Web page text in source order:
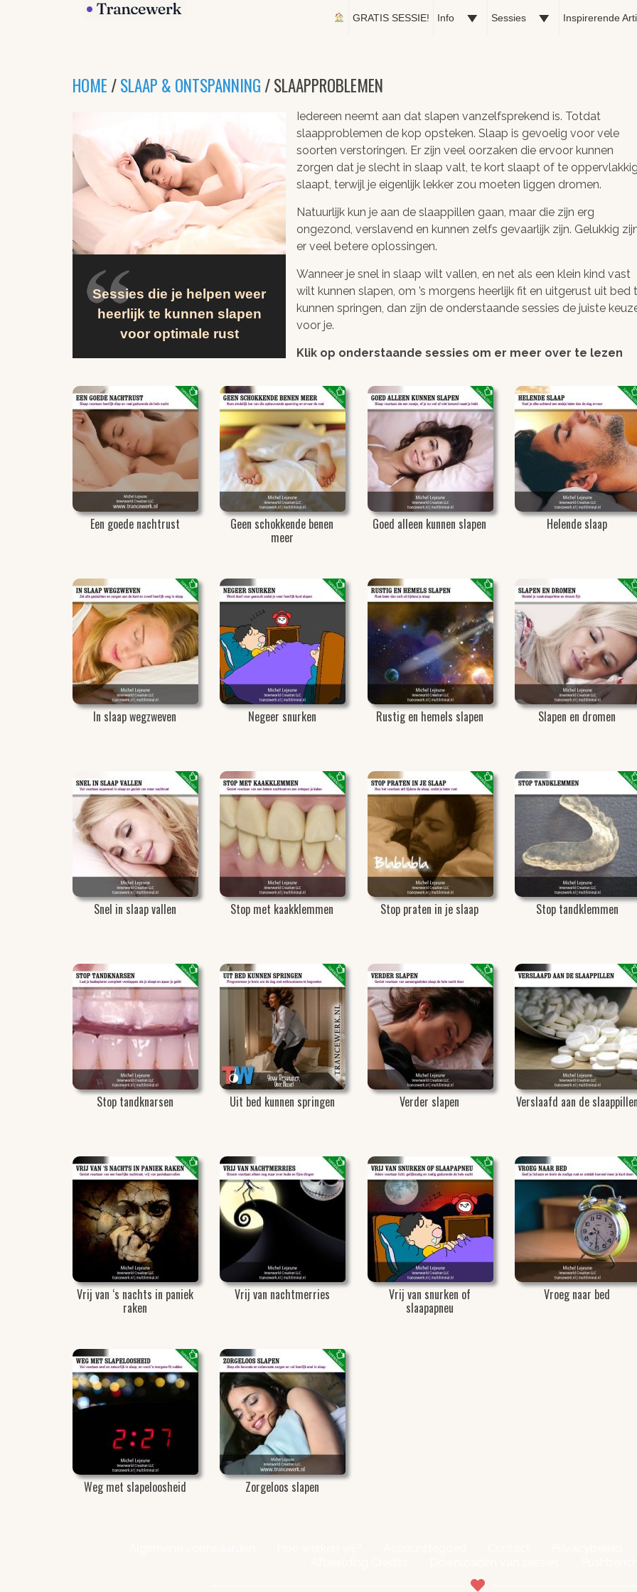
GRATIS SESSIE! Info Sessies Inspirerende
HOME/SLAAP & ONTSPANNING/ SLAAPPROBLEMEN
Sessies die je helpen weer
heerlijk te kunnen slapen
voor optimale rust
Iedereen neemt aan dat slapen vanzelfsprekend is. Totdat
slaapproblemen de kop opsteken. Slaap is gevoelig voor vele
soorten verstoringen. Er zijn veel oorzaken die ervoor kunnen
zorgen dat je slecht in slaap valt, te kort slaapt of te
slaapt, terwijl je eigenlijk lekker zou moeten liggen dromen.
Natuurlijk kun je aan de slaappillen gaan, maar die zijn erg
ongezond, verslavend en kunnen zelfs gevaarlijk zijn. Gelukkig
er veel betere oplossingen.
Wanneer je snel in slaap wilt vallen, en net als een klein kind vast
wilt kunnen slapen, om ’s morgens heerlijk fit en uitgerust uit bed
kunnen springen, dan zijn de onderstaande sessies de juiste
voor je.
Klik op onderstaande sessies om er meer over te lezen
Een goede nachtrust Geen schokkende benen
meer
Goed alleen kunnen slapen Helende slaap
In slaap wegzweven Negeer snurken Rustig en hemels slapen Slapen en dromen
Snel in slaap vallen Stop met kaakklemmen Stop praten in je slaap Stop tandklemmen
Stop tandknarsen Uit bed kunnen springen Verder slapen Verslaafd aan de
Vrij van ‘s nachts in paniek
raken
Vrij van nachtmerries Vrij van snurken of
slaapapneu
Vroeg naar bed
Weg met slapeloosheid Zorgeloos slapen